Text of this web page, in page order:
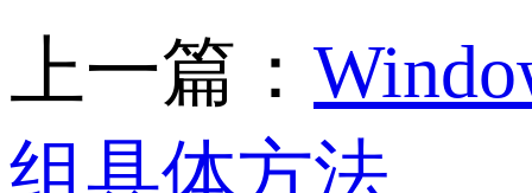
上一篇：
组具体方法